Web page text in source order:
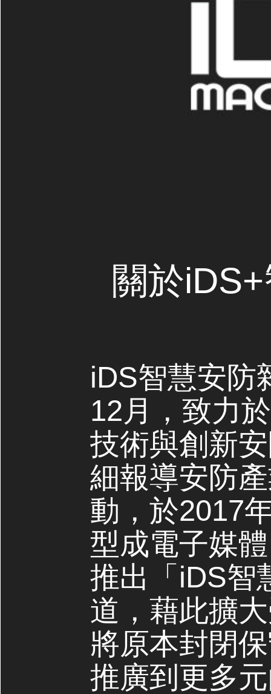
關於
iDS智慧安防
12月，致力
技術與創新
細報導安防
動，於2017
型成電子媒
推出「iDS智
道，藉此擴
將原本封閉
推廣到更多